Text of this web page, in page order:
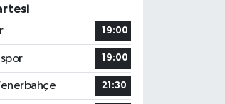
19:00
19:00
21:30